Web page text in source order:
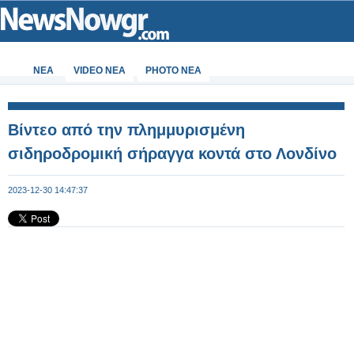
ΝΕΑ VIDEO NEA PHOTO NEA
Βίντεο από την πλημμυρισμένη
σιδηροδρομική σήραγγα κοντά στο Λονδίνο
2023-12-30 14:47:37